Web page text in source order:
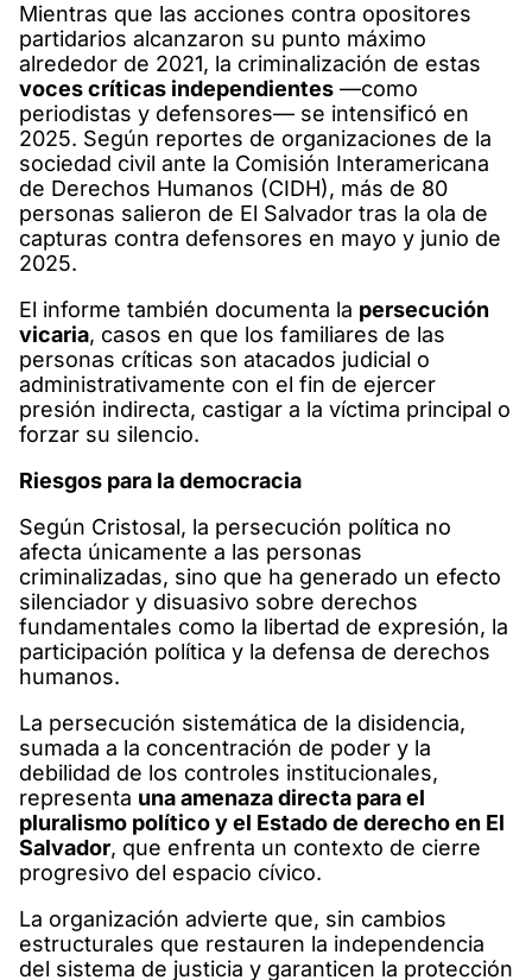
Mientras que las acciones contra opositores
partidarios alcanzaron su punto máximo
alrededor de 2021, la criminalización de estas
voces críticas independientes —como
periodistas y defensores— se intensificó en
2025. Según reportes de organizaciones de la
sociedad civil ante la Comisión Interamericana
de Derechos Humanos (CIDH), más de 80
personas salieron de El Salvador tras la ola de
capturas contra defensores en mayo y junio de
2025.
El informe también documenta la persecución
vicaria, casos en que los familiares de las
personas críticas son atacados judicial o
administrativamente con el fin de ejercer
presión indirecta, castigar a la víctima principal o
forzar su silencio.
Riesgos para la democracia
Según Cristosal, la persecución política no
afecta únicamente a las personas
criminalizadas, sino que ha generado un efecto
silenciador y disuasivo sobre derechos
fundamentales como la libertad de expresión, la
participación política y la defensa de derechos
humanos.
La persecución sistemática de la disidencia,
sumada a la concentración de poder y la
debilidad de los controles institucionales,
representa una amenaza directa para el
pluralismo político y el Estado de derecho en El
Salvador, que enfrenta un contexto de cierre
progresivo del espacio cívico.
La organización advierte que, sin cambios
estructurales que restauren la independencia
del sistema de justicia y garanticen la protección